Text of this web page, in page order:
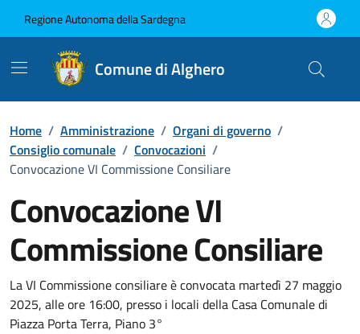
Regione Autonoma della Sardegna
Comune di Alghero
Home / Amministrazione / Organi di governo /
Consiglio comunale / Convocazioni /
Convocazione VI Commissione Consiliare
Convocazione VI
Commissione Consiliare
???portal.DettaglioConvocazione???
La VI Commissione consiliare è convocata martedì 27 maggio
2025, alle ore 16:00, presso i locali della Casa Comunale di
Piazza Porta Terra, Piano 3°